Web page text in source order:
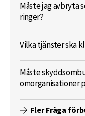
Måste jag avbryta
ringer?
Vilka tjänster ska
Måste
omorganisationer
Fler Fråga